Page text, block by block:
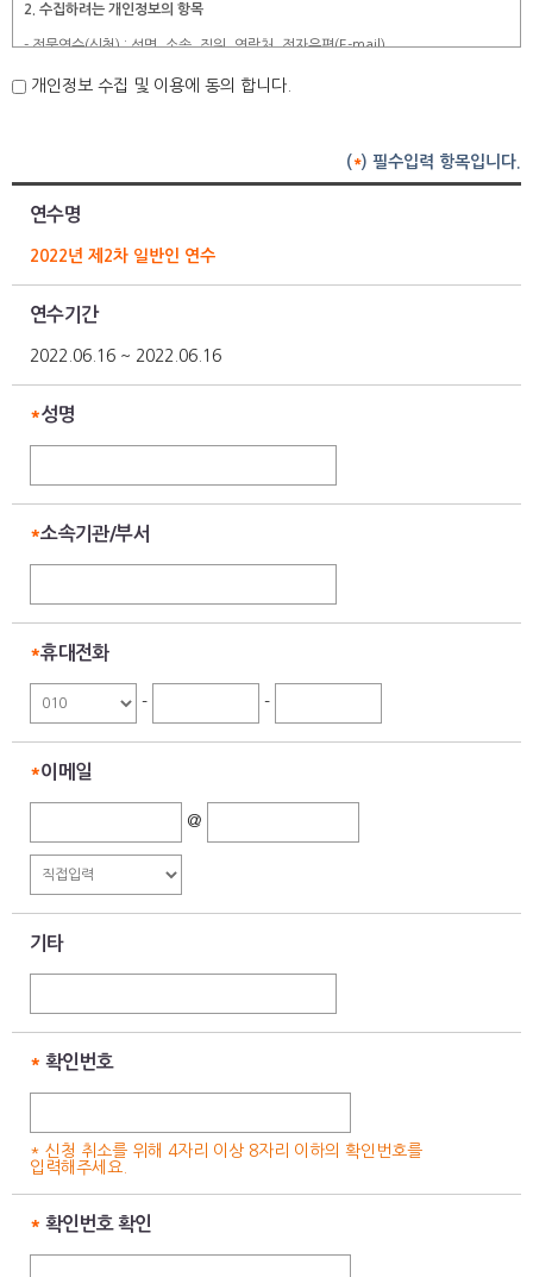
2. 수집하려는 개인정보의 항목
- 전문연수(신청) : 성명, 소속, 직위, 연락처, 전자우편(E-mail)
- 선거기사심의제도 교육(신청) : 성명, 소속, 연락처, 전자우편(E-mail)
이용에 동의하지 않을 경우 위원회 교육 서비스 이용이 제한 될 수 있습니다.
개인정보 수집 및 이용에 동의 합니다.
( *) 필수입력 항목입니다.
연수명
2022년 제2차 일반인 연수
연수기간
2022.06.16 ~ 2022.06.16
*성명
*소속기관/부서
*휴대전화
- -
*이메일
@
기타
* 확인번호
* 신청 취소를 위해 4자리 이상 8자리 이하의 확인번호를
입력해주세요.
* 확인번호 확인